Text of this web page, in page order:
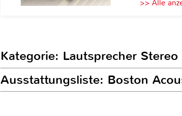
>> Alle
Kategorie: Lautsprecher Stereo
Ausstattungsliste: Boston